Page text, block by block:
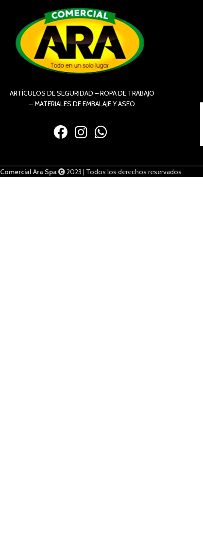
ARTÍCULOS DE SEGURIDAD – ROPA DE TRABAJO
– MATERIALES DE EMBALAJE Y ASEO
Comercial Ara Spa 2023 | Todos los derechos reservados